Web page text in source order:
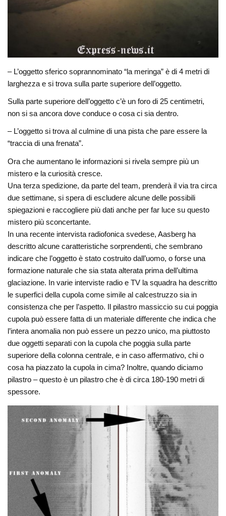
– L’oggetto sferico soprannominato “la meringa” è di 4 metri di
larghezza e si trova sulla parte superiore dell’oggetto.
Sulla parte superiore dell’oggetto c’è un foro di 25 centimetri,
non si sa ancora dove conduce o cosa ci sia dentro.
– L’oggetto si trova al culmine di una pista che pare essere la
“traccia di una frenata”.
Ora che aumentano le informazioni si rivela sempre più un
mistero e la curiosità cresce.
Una terza spedizione, da parte del team, prenderà il via tra circa
due settimane, si spera di escludere alcune delle possibili
spiegazioni e raccogliere più dati anche per far luce su questo
mistero più sconcertante.
In una recente intervista radiofonica svedese, Aasberg ha
descritto alcune caratteristiche sorprendenti, che sembrano
indicare che l’oggetto è stato costruito dall’uomo, o forse una
formazione naturale che sia stata alterata prima dell’ultima
glaciazione. In varie interviste radio e TV la squadra ha descritto
le superfici della cupola come simile al calcestruzzo sia in
consistenza che per l’aspetto. Il pilastro massiccio su cui poggia
cupola può essere fatta di un materiale differente che indica che
l’intera anomalia non può essere un pezzo unico, ma piuttosto
due oggetti separati con la cupola che poggia sulla parte
superiore della colonna centrale, e in caso affermativo, chi o
cosa ha piazzato la cupola in cima? Inoltre, quando diciamo
pilastro – questo è un pilastro che è di circa 180-190 metri di
spessore.